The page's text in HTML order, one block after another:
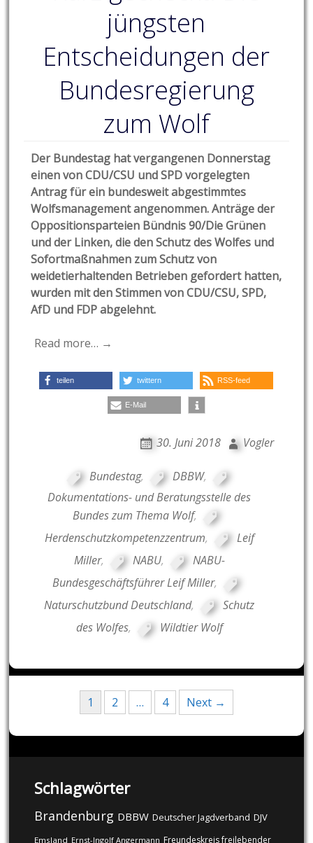
jüngsten
Entscheidungen der
Bundesregierung
zum Wolf
Der Bundestag hat vergangenen Donnerstag
einen von CDU/CSU und SPD vorgelegten
Antrag für ein bundesweit abgestimmtes
Wolfsmanagement angenommen. Anträge der
Oppositionsparteien Bündnis 90/Die Grünen
und der Linken, die den Schutz des Wolfes und
Sofortmaßnahmen zum Schutz von
weidetierhaltenden Betrieben gefordert hatten,
wurden mit den Stimmen von CDU/CSU, SPD,
AfD und FDP abgelehnt.
Read more… →
teilen twittern RSS-feed
E-Mail
30. Juni 2018 Vogler
Bundestag, DBBW,
Dokumentations- und Beratungsstelle des
Bundes zum Thema Wolf,
Herdenschutzkompetenzzentrum,
Leif
Miller, NABU,
NABU-
Bundesgeschäftsführer Leif Miller,
Naturschutzbund Deutschland,
Schutz
des Wolfes, Wildtier Wolf
navigation
1 2 … 4 Next →
Schlagwörter
Brandenburg DBBW Deutscher Jagdverband DJV
Emsland Ernst-Ingolf Angermann Freundeskreis freilebender